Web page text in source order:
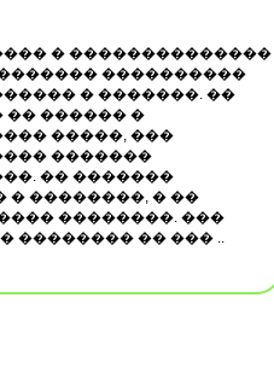
� ��������������
����������
� �������. ��
�� ������ �
�����, ���
�������
�� �������
��������, � ��
��������. ���
�������� �� ��� ..